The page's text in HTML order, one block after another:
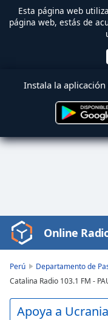
Esta página web utiliza
página web, estás de
Instala la
Video
Player
loading.
Video
Play
Online
Perú Departamento de
Catalina Radio 103.1 FM -
Apoya a